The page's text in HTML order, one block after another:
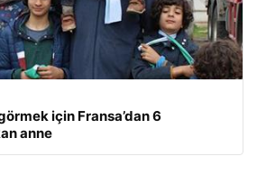
için Fransa’dan 6
anne